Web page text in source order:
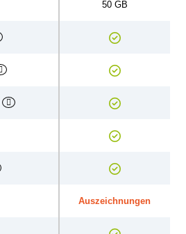
50 GB
Auszeichnungen